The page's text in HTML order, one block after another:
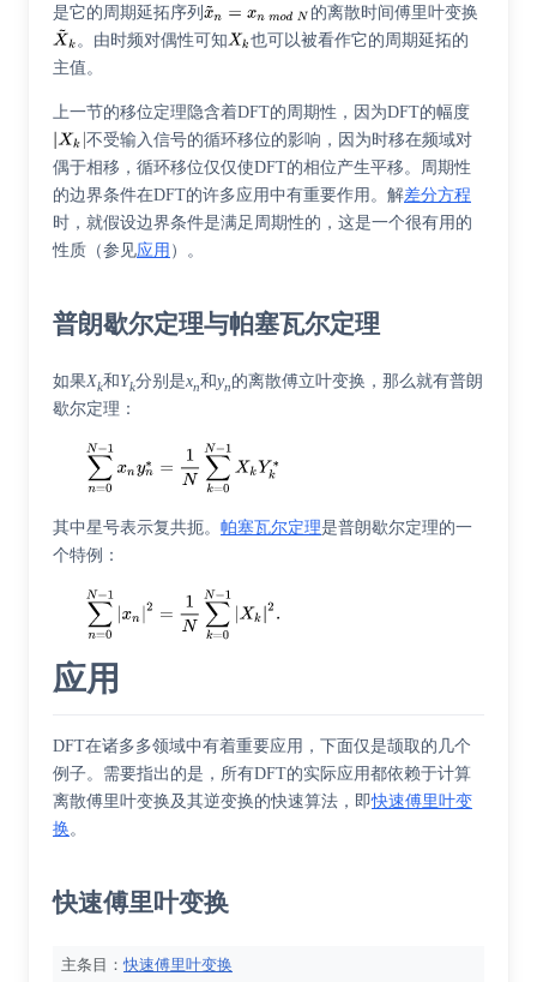
是它的周期延拓序列
的离散时间傅里叶变换
。由时频对偶性可知
也可以被看作它的周期延拓的
主值。
上一节的移位定理隐含着DFT的周期性，因为DFT的幅度
不受输入信号的循环移位的影响，因为时移在频域对
偶于相移，循环移位仅仅使DFT的相位产生平移。周期性
的边界条件在DFT的许多应用中有重要作用。解差分方程
时，就假设边界条件是满足周期性的，这是一个很有用的
性质（参见应用 ）。
普朗歇尔定理与帕塞瓦尔定理
如果Xk和Yk分别是xn和yn的离散傅立叶变换，那么就有普朗
歇尔定理 ：
其中星号表示复共扼。 帕塞瓦尔定理是普朗歇尔定理的一
个特例：
应用
DFT在诸多多领域中有着重要应用，下面仅是颉取的几个
例子。需要指出的是，所有DFT的实际应用都依赖于计算
离散傅里叶变换及其逆变换的快速算法，即快速傅里叶变
换。
快速傅里叶变换
主条目：快速傅里叶变换